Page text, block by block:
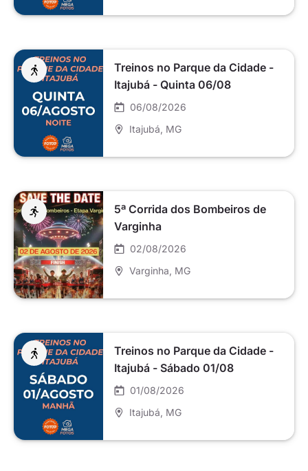
Treinos no Parque da Cidade -
Itajubá - Quinta 06/08
06/08/2026
Itajubá , MG
5ª Corrida dos Bombeiros de
Varginha
02/08/2026
Varginha , MG
Treinos no Parque da Cidade -
Itajubá - Sábado 01/08
01/08/2026
Itajubá , MG